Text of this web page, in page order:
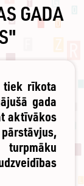
GADA
tiek rīkota
gada
aktīvākos